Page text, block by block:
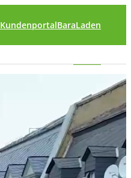
KundenportalBaraLaden